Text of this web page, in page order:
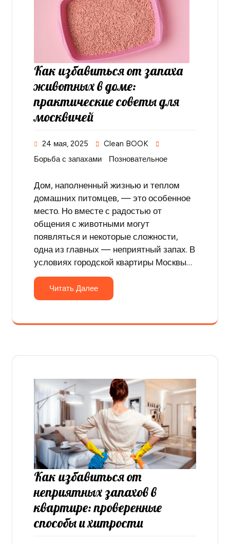
Как избавиться от запаха
животных в доме:
практические советы для
москвичей
24 мая, 2025
Clean BOOK
Борьба с запахами
Позновательное
Дом, наполненный жизнью и теплом
домашних питомцев, — это особенное
место. Но вместе с радостью от
общения с животными могут
появляться и некоторые сложности,
одна из главных — неприятный запах. В
условиях городской квартиры Москвы…
Читать Далее
Как избавиться от
неприятных запахов в
квартире: проверенные
способы и хитрости